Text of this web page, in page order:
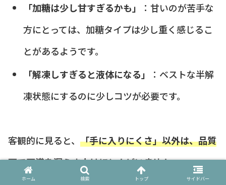
「加糖は少し甘すぎるかも」
：甘いのが苦手な
方にとっては、加糖タイプは少し重く感じるこ
とがあるようです。
「解凍しすぎると液体になる」
：ベストな半解
凍状態にするのに少しコツが必要です。
客観的に見ると、 「手に入りにくさ」以外は、品質
面で不満を漏らす人はほとんどいません。
ホーム 検索 トップ サイドバー